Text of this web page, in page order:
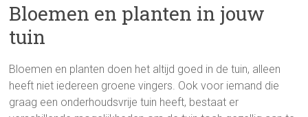
Bloemen en planten in jouw
tuin
Bloemen en planten doen het altijd goed in de tuin, alleen
heeft niet iedereen groene vingers. Ook voor iemand die
graag een onderhoudsvrije tuin heeft, bestaat er